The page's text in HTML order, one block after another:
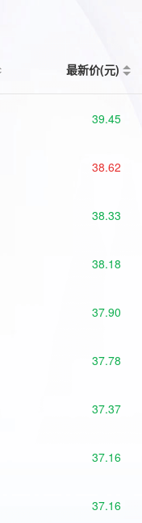
最新价(元)
39.45
38.62
38.33
38.18
37.90
37.78
37.37
37.16
37.16